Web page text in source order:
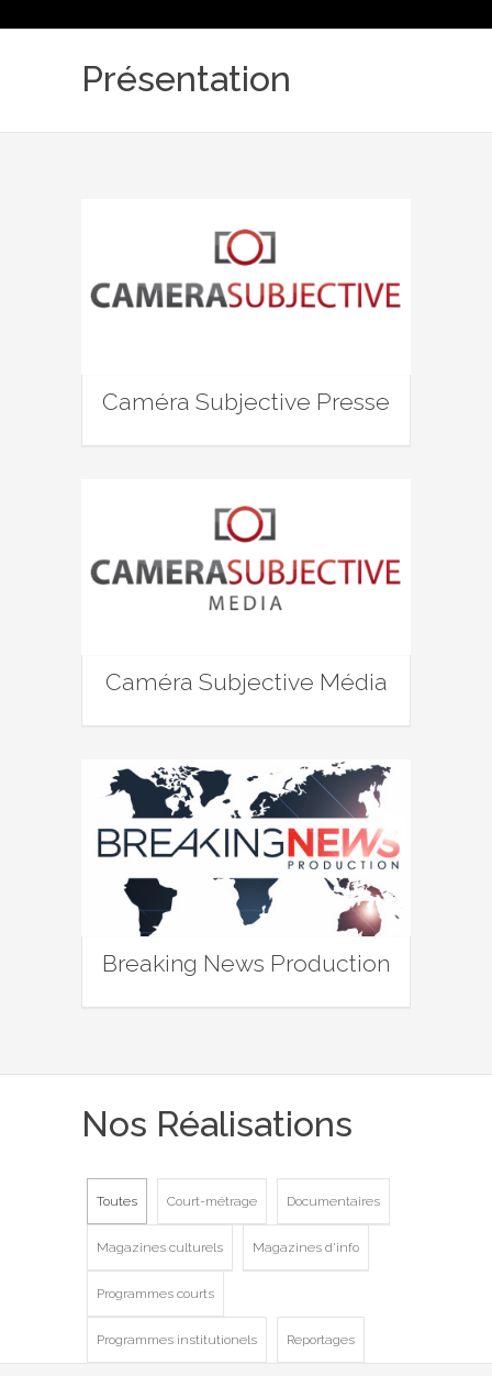
Présentation
Caméra Subjective Presse
Caméra Subjective Média
Breaking News Production
Nos Réalisations
Toutes Court-métrage Documentaires
Magazines culturels Magazines d'info
Programmes courts
Programmes institutionels Reportages